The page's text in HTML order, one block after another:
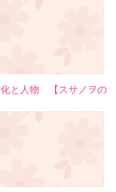
と人物 【スサノヲの